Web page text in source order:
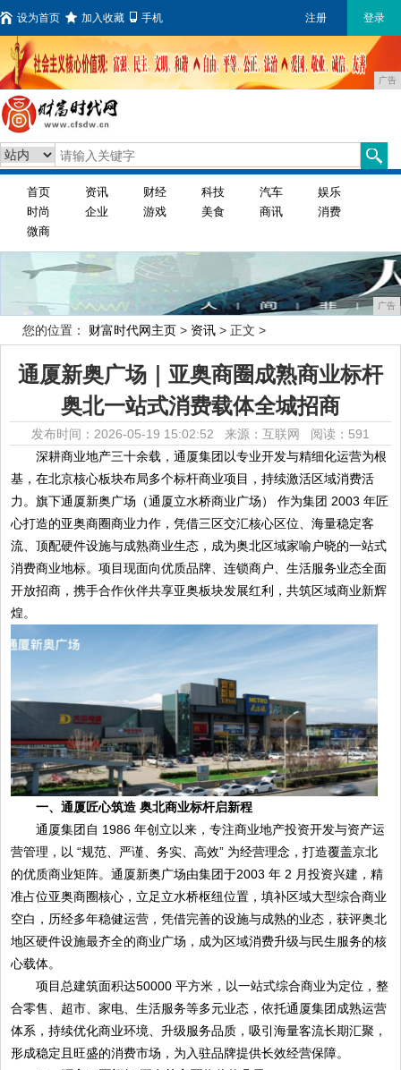
设为首页 加入收藏 手机 注册 登录
广告
首页 资讯 财经 科技 汽车
娱乐
时尚
企业 游戏 美食 商讯
消费
微商
广告
您的位置： 财富时代网主页 > 资讯 > 正文 >
通厦新奥广场｜亚奥商圈成熟商业标杆
奥北一站式消费载体全城招商
发布时间：2026-05-19 15:02:52 来源：互联网 阅读：591
深耕商业地产三十余载，通厦集团以专业开发与精细化运营为根
基，在北京核心板块布局多个标杆商业项目，持续激活区域消费活
力。旗下通厦新奥广场（通厦立水桥商业广场） 作为集团 2003 年匠
心打造的亚奥商圈商业力作，凭借三区交汇核心区位、海量稳定客
流、顶配硬件设施与成熟商业生态，成为奥北区域家喻户晓的一站式
消费商业地标。项目现面向优质品牌、连锁商户、生活服务业态全面
开放招商，携手合作伙伴共享亚奥板块发展红利，共筑区域商业新辉
煌。
一、通厦匠心筑造 奥北商业标杆启新程
通厦集团自 1986 年创立以来，专注商业地产投资开发与资产运
营管理，以 “规范、严谨、务实、高效” 为经营理念，打造覆盖京北
的优质商业矩阵。通厦新奥广场由集团于2003 年 2 月投资兴建，精
准占位亚奥商圈核心，立足立水桥枢纽位置，填补区域大型综合商业
空白，历经多年稳健运营，凭借完善的设施与成熟的业态，获评奥北
地区硬件设施最齐全的商业广场，成为区域消费升级与民生服务的核
心载体。
项目总建筑面积达50000 平方米，以一站式综合商业为定位，整
合零售、超市、家电、生活服务等多元业态，依托通厦集团成熟运营
体系，持续优化商业环境、升级服务品质，吸引海量客流长期汇聚，
形成稳定且旺盛的消费市场，为入驻品牌提供长效经营保障。